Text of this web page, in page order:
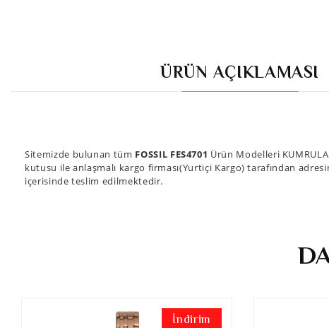
ÜRÜN AÇIKLAMASI
Sitemizde bulunan tüm FOSSIL FES4701 Ürün Modelleri
kutusu ile anlaşmalı kargo firması(Yurtiçi Kargo) tarafından
içerisinde teslim edilmektedir.
İndirim